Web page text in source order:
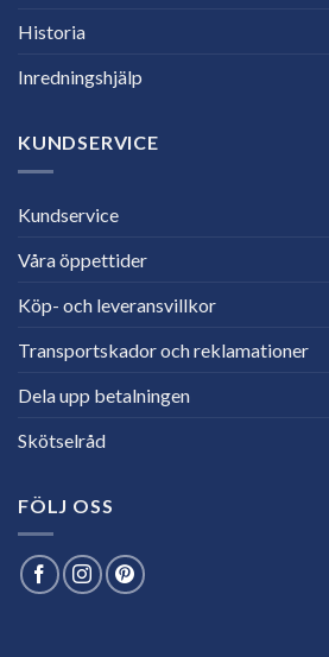
Historia
Inredningshjälp
KUNDSERVICE
Kundservice
Våra öppettider
Köp- och leveransvillkor
Transportskador och reklamationer
Dela upp betalningen
Skötselråd
FÖLJ OSS